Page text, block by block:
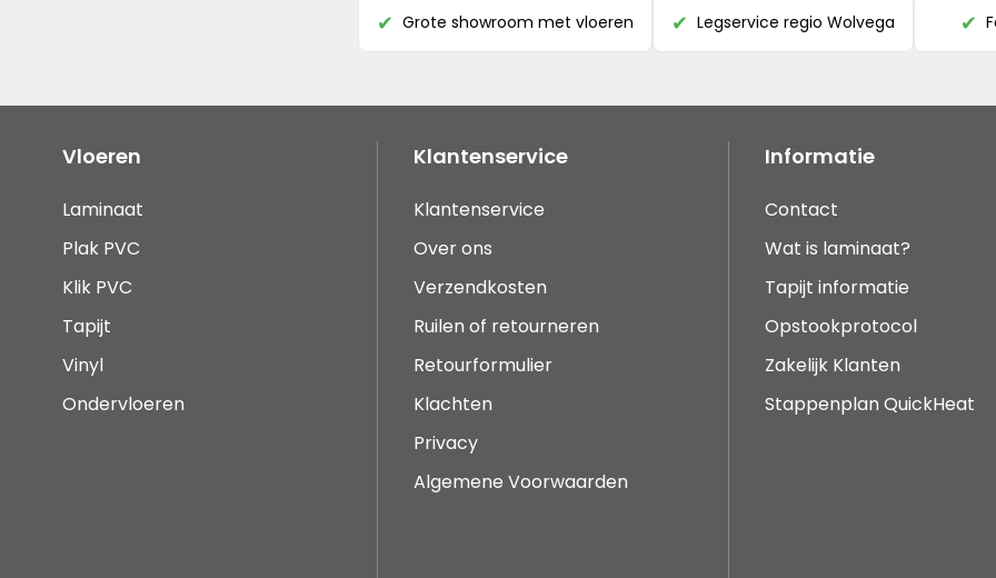
✔ Grote showroom met vloeren ✔ Legservice regio Wolvega ✔
Vloeren
Laminaat
Plak PVC
Klik PVC
Tapijt
Vinyl
Ondervloeren
Klantenservice
Klantenservice
Over ons
Verzendkosten
Ruilen of retourneren
Retourformulier
Klachten
Privacy
Algemene Voorwaarden
Informatie
Contact
Wat is laminaat?
Tapijt informatie
Opstookprotocol
Zakelijk Klanten
Stappenplan QuickHeat